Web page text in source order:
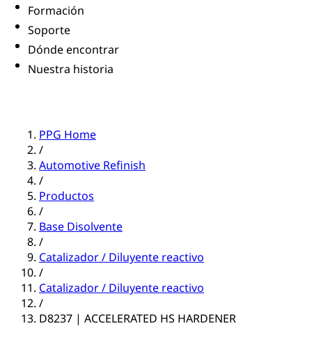
Formación
Soporte
Dónde encontrar
Nuestra historia
PPG Home
/
Automotive Refinish
/
Productos
/
Base Disolvente
/
Catalizador / Diluyente reactivo
/
Catalizador / Diluyente reactivo
/
D8237 | ACCELERATED HS HARDENER